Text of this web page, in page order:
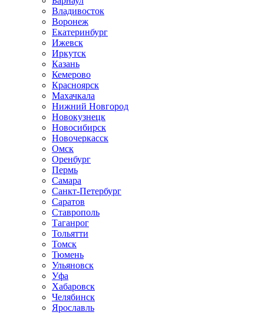
Владивосток
Воронеж
Екатеринбург
Ижевск
Иркутск
Казань
Кемерово
Красноярск
Махачкала
Нижний Новгород
Новокузнецк
Новосибирск
Новочеркаcск
Омск
Оренбург
Пермь
Самара
Санкт-Петербург
Саратов
Ставрополь
Таганрог
Тольятти
Томск
Тюмень
Ульяновск
Уфа
Хабаровск
Челябинск
Ярославль